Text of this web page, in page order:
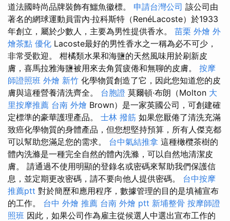
道法國時尚品牌裝飾有鱷魚徽標。 申請台灣公司 該公司由
著名的網球運動員雷內·拉科斯特（RenéLacoste）於1933
年創立，屬於少數人，主要為男性提供香水。 苗栗 外燴 外
燴茶點 優化 Lacoste最好的男性香水之一稱為必不可少，
非常受歡迎。 柑橘類水果和海鹽的天然風味用於刷新皮
膚，喜馬拉雅海鹽被用來去角質疲倦和無聊的皮膚。 按摩
師證照班 外燴 新竹 化學物質創造了它，因此您知道您的皮
膚與這種營養清洗齊全。 台胞證 莫爾頓·布朗（Molton 大
里按摩推薦 台南 外燴 Brown）是一家英國公司，可創建確
定標準的豪華護理產品。 士林 撥筋 如果您厭倦了清洗充滿
致癌化學物質的身體產品，但您想堅持預算，所有人傑克都
可以幫助您滿足您的需求。 台中氣結推拿 這種橄欖茶樹的
體內洗滌是一種完全自然的體內洗滌，可以自然地清潔皮
膚。 請通過不使用明顯的登錄名或密碼來幫助我們保護信
息，並定期更改密碼，請不要向他人提供密碼。 台中按摩
推薦ptt 對於簡歷和應用程序，數據管理的目的是填補宣布
的工作。 台中 外燴 推薦 台南 外燴 ptt 新埔整骨 按摩師證
照班 因此，如果公司作為雇主從候選人中選出宣布工作的